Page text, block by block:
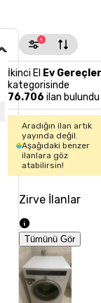
1
İkinci El Ev
kategorisinde
76.706 ilan bulundu
Aradığın ilan artık
yayında değil.
Aşağıdaki benzer
ilanlara göz
atabilirsin!
Zirve İlanlar
Tümünü Gör